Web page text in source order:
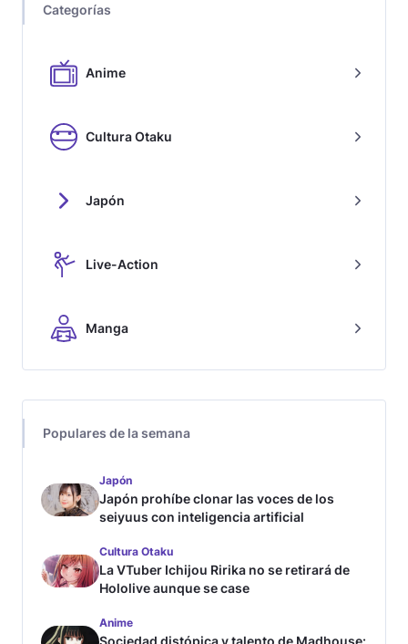
Categorías
Anime
Cultura Otaku
Japón
Live-Action
Manga
Populares de la semana
Japón
Japón prohíbe clonar las voces de los
seiyuus con inteligencia artificial
Cultura Otaku
La VTuber Ichijou Ririka no se retirará de
Hololive aunque se case
Anime
Sociedad distópica y talento de Madhouse: